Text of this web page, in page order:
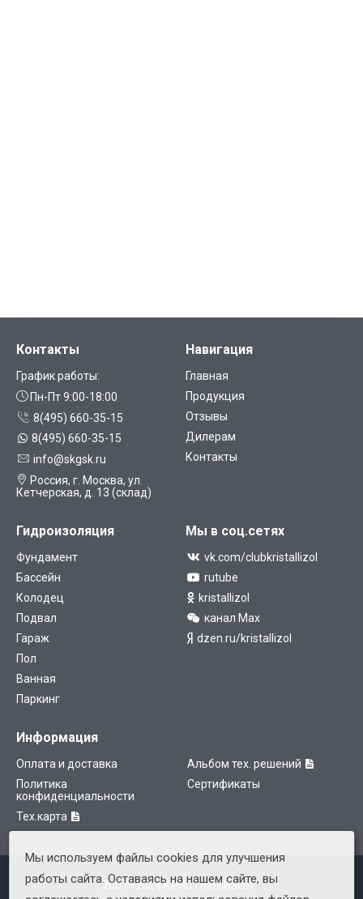
Контакты
График работы:
Пн-Пт 9:00-18:00
8(495) 660-35-15
8(495) 660-35-15
info@skgsk.ru
Россия, г. Москва, ул.
Кетчерская, д. 13 (склад)
Навигация
Главная
Продукция
Отзывы
Дилерам
Контакты
Гидроизоляция
Фундамент
Бассейн
Колодец
Подвал
Гараж
Пол
Ванная
Паркинг
Мы в соц.сетях
vk.com/clubkristallizol
rutube
kristallizol
канал Max
dzen.ru/kristallizol
Информация
Оплата и доставка
Политика
конфиденциальности
Тех.карта
Альбом тех. решений
Сертификаты
2007–2024 КРИСТАЛЛИЗОЛ™
Мы используем файлы cookies для улучшения
работы сайта. Оставаясь на нашем сайте, вы